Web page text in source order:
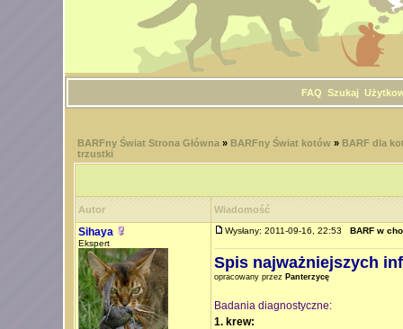
FAQ Szukaj
BARFny Świat Strona Główna» BARFny Świat kotów» BARF dla
trzustki
Autor Wiadomość
Sihaya
Ekspert
Wysłany: 2011-09-16, 22:53 BARF w
Spis najważniejszych
opracowany przez Panterzycę
Badania diagnostyczne:
1. krew: